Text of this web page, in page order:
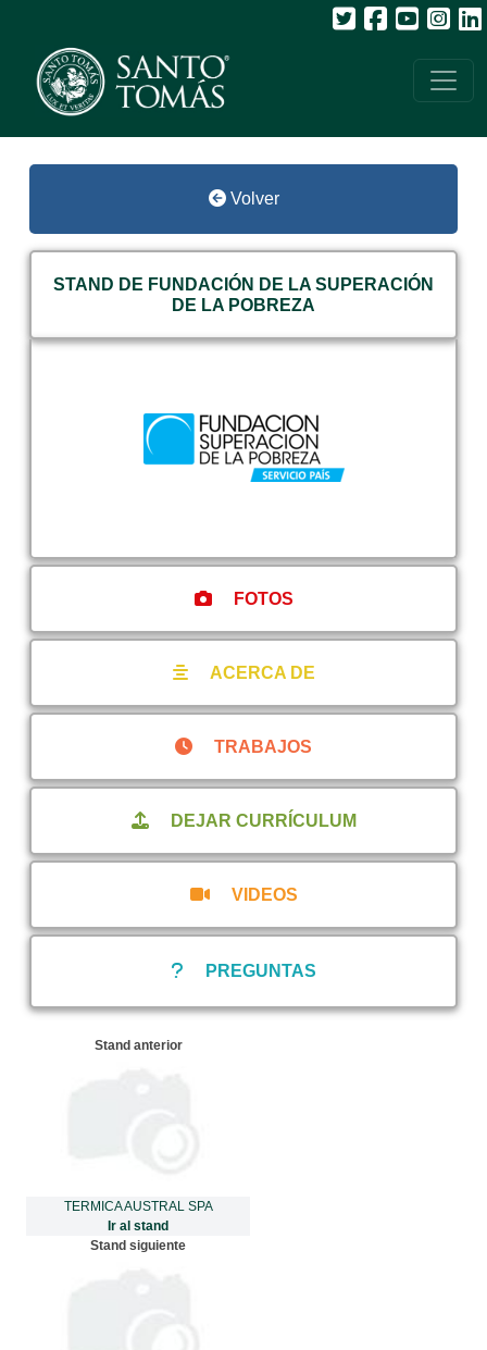
Volver
STAND DE FUNDACIÓN DE LA SUPERACIÓN
DE LA POBREZA
FOTOS
ACERCA DE
TRABAJOS
DEJAR CURRÍCULUM
VIDEOS
PREGUNTAS
Stand anterior
TERMICA AUSTRAL SPA
Ir al stand
Stand siguiente